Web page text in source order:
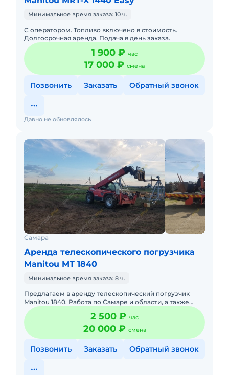
Минимальное время заказа: 10 ч.
С оператором. Топливо включено в стоимость.
Долгосрочная аренда. Подача в день заказа.
1 900 ₽ час
17 000 ₽ смена
Позвонить Заказать Обратный звонок
Давно не обновлялось
Самара
Аренда телескопического погрузчика
Manitou MT 1840
Минимальное время заказа: 8 ч.
Предлагаем в аренду телескопический погрузчик
Manitou 1840. Работа по Самаре и области, а также
долгосрочная аренда за пределами Самарской
области. Укомплектова2 500 ₽ час
20 000 ₽ смена
Позвонить Заказать Обратный звонок